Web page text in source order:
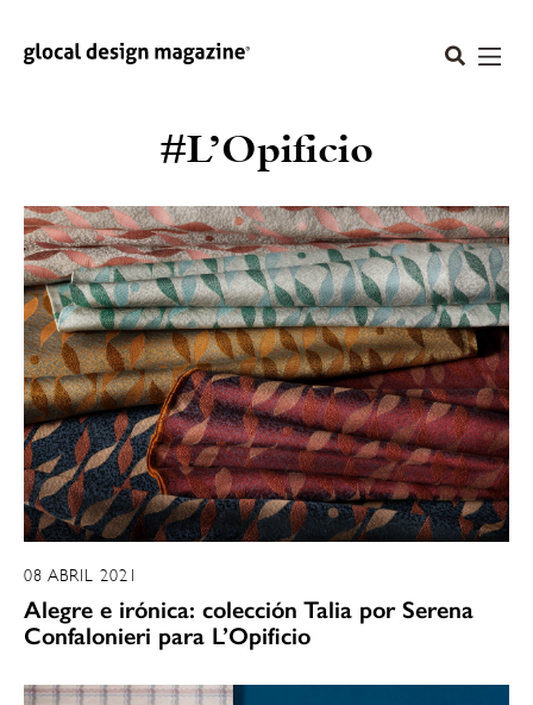
#L’Opificio
08 ABRIL 2021
Alegre e irónica: colección Talia por Serena
Confalonieri para L’Opificio